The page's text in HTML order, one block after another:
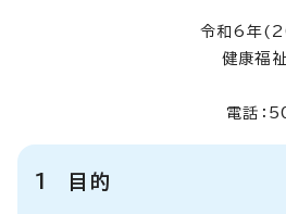
令和6年
健康福
電話：
1 目的